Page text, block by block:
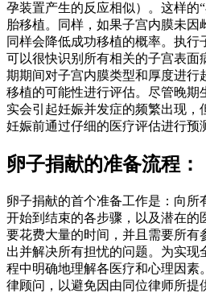
孕装置产生的反应相似）。这样的
胎移植。同样，如果子宫内膜未
同样会降低成功移植的概率。执
可以很快识别所有相关的子宫表面
期期间对子宫内膜类型和厚度进行
移植的可能性进行评估。尽管晚期
实会引起妊娠并发症的频繁出现，
妊娠前通过仔细的医疗评估进行预
卵子捐献的准备流程：
卵子捐献的首个准备工作是：向所
开始到结束的各步骤，以及潜在的
要花费大量的时间，并且需要所有
出并解决所有担忧的问题。为实现
程中明确地理解各医疗和心理因素
律顾问，以避免因由同位律师所提